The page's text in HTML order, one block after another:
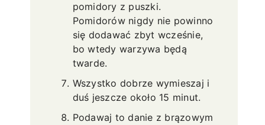
pomidory z puszki.
Pomidorów nigdy nie powinno
się dodawać zbyt wcześnie,
bo wtedy warzywa będą
twarde.
Wszystko dobrze wymieszaj i
duś jeszcze około 15 minut.
Podawaj to danie z brązowym